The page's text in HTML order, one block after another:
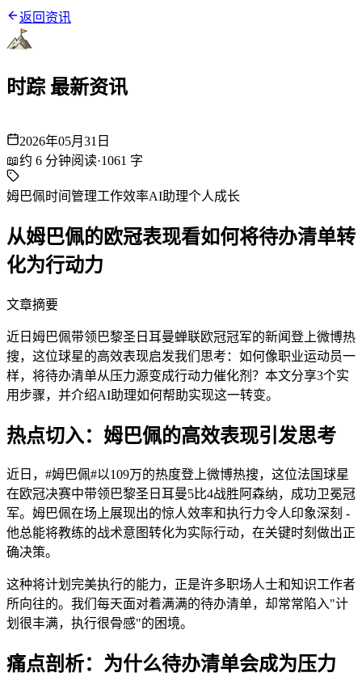
返回资讯
时踪 最新资讯
2026年05月31日
📖约 6 分钟阅读·1061 字
姆巴佩时间管理工作效率AI助理个人成长
从姆巴佩的欧冠表现看如何将待办清单转
化为行动力
文章摘要
近日姆巴佩带领巴黎圣日耳曼蝉联欧冠冠军的新闻登上微博热
搜，这位球星的高效表现启发我们思考：如何像职业运动员一
样，将待办清单从压力源变成行动力催化剂？本文分享3个实
用步骤，并介绍AI助理如何帮助实现这一转变。
热点切入：姆巴佩的高效表现引发思考
近日，#姆巴佩#以109万的热度登上微博热搜，这位法国球星
在欧冠决赛中带领巴黎圣日耳曼5比4战胜阿森纳，成功卫冕冠
军。姆巴佩在场上展现出的惊人效率和执行力令人印象深刻 -
他总能将教练的战术意图转化为实际行动，在关键时刻做出正
确决策。
这种将计划完美执行的能力，正是许多职场人士和知识工作者
所向往的。我们每天面对着满满的待办清单，却常常陷入"计
划很丰满，执行很骨感"的困境。
痛点剖析：为什么待办清单会成为压力